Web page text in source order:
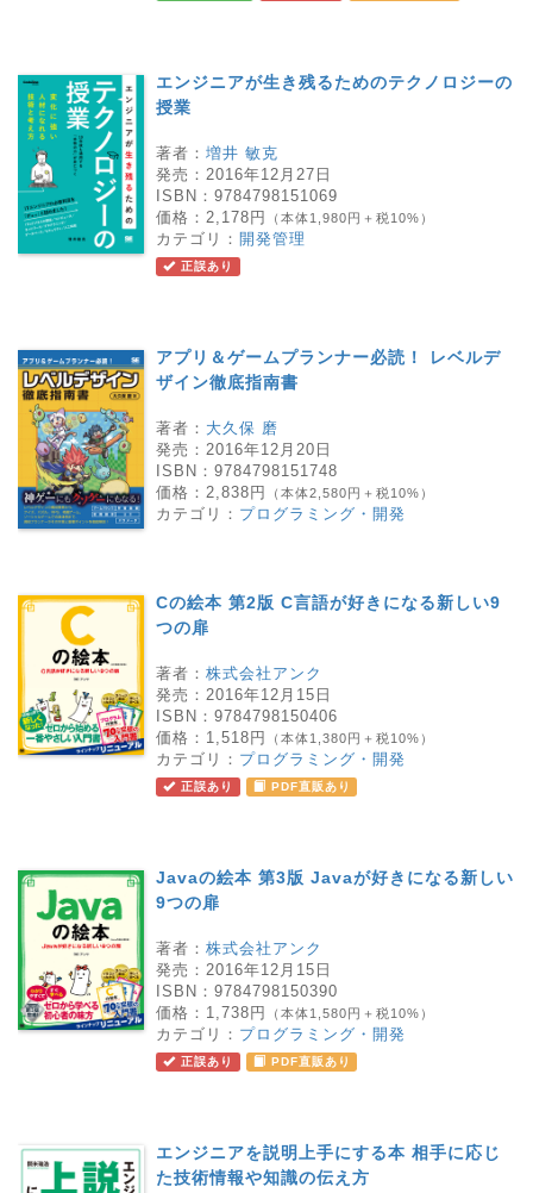
エンジニアが生き残るためのテクノロジーの
授業
著者： 増井 敏克
発売： 2016年12月27日
ISBN： 9784798151069
価格： 2,178円 （本体1,980円＋税10%）
カテゴリ： 開発管理
正誤あり
アプリ＆ゲームプランナー必読！ レベルデ
ザイン徹底指南書
著者： 大久保 磨
発売： 2016年12月20日
ISBN： 9784798151748
価格： 2,838円 （本体2,580円＋税10%）
カテゴリ： プログラミング・開発
Cの絵本 第2版 C言語が好きになる新しい9
つの扉
著者： 株式会社アンク
発売： 2016年12月15日
ISBN： 9784798150406
価格： 1,518円 （本体1,380円＋税10%）
カテゴリ： プログラミング・開発
正誤あり PDF直販あり
Javaの絵本 第3版 Javaが好きになる新しい
9つの扉
著者： 株式会社アンク
発売： 2016年12月15日
ISBN： 9784798150390
価格： 1,738円 （本体1,580円＋税10%）
カテゴリ： プログラミング・開発
正誤あり PDF直販あり
エンジニアを説明上手にする本 相手に応じ
た技術情報や知識の伝え方